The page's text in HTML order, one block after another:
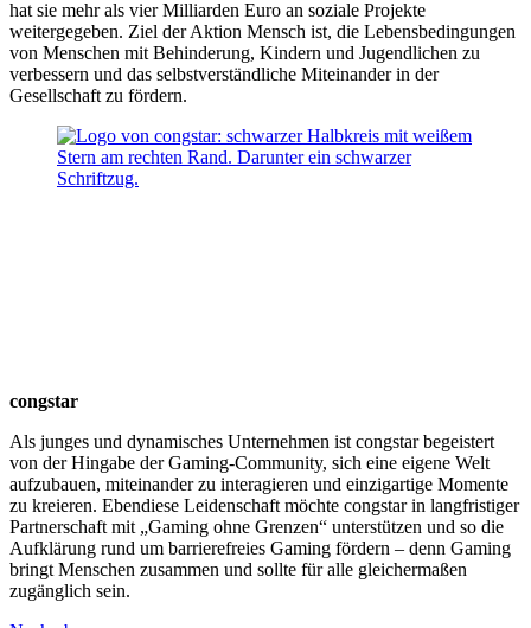
hat sie mehr als vier Milliarden Euro an soziale Projekte
weitergegeben. Ziel der Aktion Mensch ist, die Lebensbedingungen
von Menschen mit Behinderung, Kindern und Jugendlichen zu
verbessern und das selbstverständliche Miteinander in der
Gesellschaft zu fördern.
congstar
Als junges und dynamisches Unternehmen ist congstar begeistert
von der Hingabe der Gaming-Community, sich eine eigene Welt
aufzubauen, miteinander zu interagieren und einzigartige Momente
zu kreieren. Ebendiese Leidenschaft möchte congstar in langfristiger
Partnerschaft mit „Gaming ohne Grenzen“ unterstützen und so die
Aufklärung rund um barrierefreies Gaming fördern – denn Gaming
bringt Menschen zusammen und sollte für alle gleichermaßen
zugänglich sein.